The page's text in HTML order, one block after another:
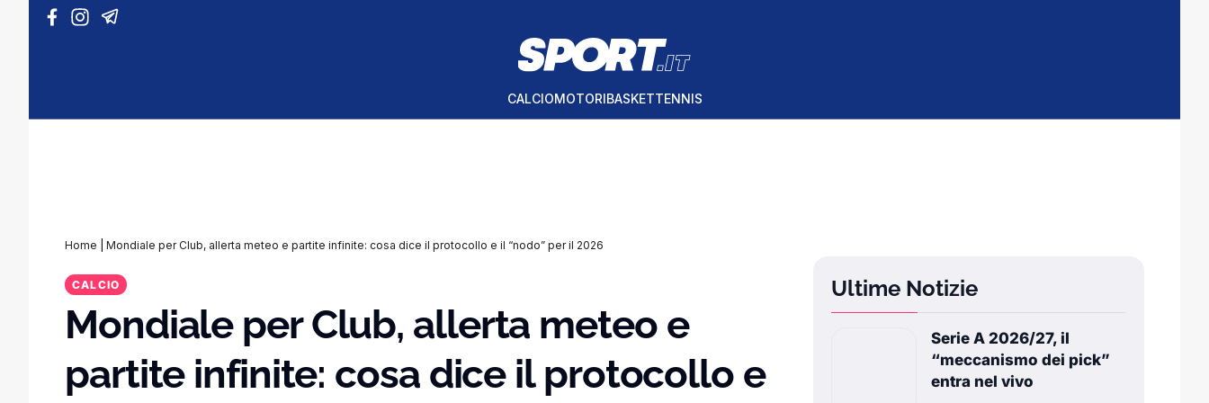
Vai al contenuto
CALCIOMOTORIBASKETTENNIS
Home Mondiale per Club, allerta meteo e partite infinite: cosa dice il protocollo e il “nodo” per il 2026
CALCIO
Mondiale per Club, allerta meteo e
partite infinite: cosa dice il protocollo e
Ultime Notizie
Serie A 2026/27, il
“meccanismo dei pick”
entra nel vivo